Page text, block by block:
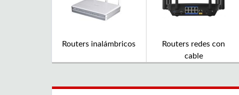
Routers inalámbricos
Routers redes con
cable